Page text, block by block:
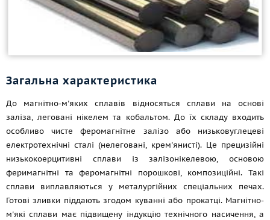
Загальна характеристика
До магнітно-м'яких сплавів відносяться сплави на основі
заліза, леговані нікелем та кобальтом. До їх складу входить
особливо чисте феромагнітне залізо або низьковуглецеві
електротехнічні сталі (нелеговані, крем'янисті). Це прецизійні
низькокоерцитивні сплави із залізонікелевою, основою
феримагнітні та феромагнітні порошкові, композиційні. Такі
сплави виплавляються у металургійних спеціальних печах.
Готові зливки піддають згодом куванні або прокатці. Магнітно-
м'які сплави має підвищену індукцію технічного насичення, а